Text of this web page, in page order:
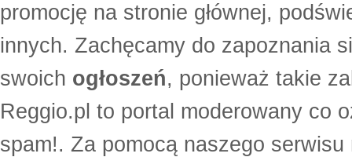
promocję na stronie głównej,
innych. Zachęcamy do zapoznania
swoich ogłoszeń, ponieważ takie
Reggio.pl to portal moderowany co
spam!. Za pomocą naszego